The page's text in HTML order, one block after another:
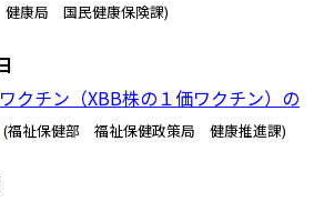
康局 国民健康保険課)
クチン（XBB株の１価ワクチン）の
(福祉保健部 福祉保健政策局 健康推進課)